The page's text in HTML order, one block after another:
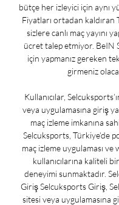
bütçe her izleyici için aynı
Fiyatları ortadan kaldıran
sizlere canlı maç yayını
ücret talep etmiyor. BeIN
için yapmanız gereken
girmeniz
Kullanıcılar,
veya uygulamasına giriş
maç izleme imkanına
Selcuksports, Türkiye’de
maç izleme uygulaması ve
kullanıcılarına kaliteli
deneyimi sunmaktadır.
Giriş Selcuksports Giriş,
sitesi veya uygulamasına